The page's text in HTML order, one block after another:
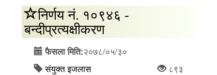
निर्णय नं. १०९४६ -
बन्दीप्रत्यक्षीकरण
फैसला मिति:२०७८/०५/३०
संयुक्त इजलास
८९३